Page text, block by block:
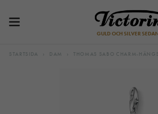
GULD OCH SILVER
STARTSIDA DAM THOMAS SABO CHARM-